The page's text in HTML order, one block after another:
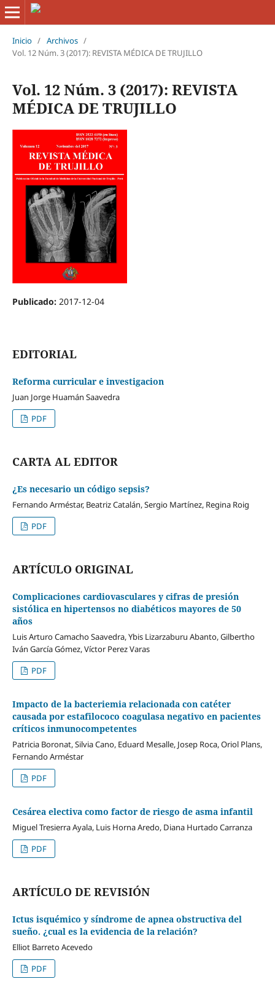
Inicio / Archivos /
Vol. 12 Núm. 3 (2017): REVISTA MÉDICA DE TRUJILLO
Vol. 12 Núm. 3 (2017): REVISTA
MÉDICA DE TRUJILLO
Publicado: 2017-12-04
EDITORIAL
Reforma curricular e investigacion
Juan Jorge Huamán Saavedra
PDF
CARTA AL EDITOR
¿Es necesario un código sepsis?
Fernando Arméstar, Beatriz Catalán, Sergio Martínez, Regina Roig
PDF
ARTÍCULO ORIGINAL
Complicaciones cardiovasculares y cifras de presión
sistólica en hipertensos no diabéticos mayores de 50
años
Luis Arturo Camacho Saavedra, Ybis Lizarzaburu Abanto, Gilbertho
Iván García Gómez, Víctor Perez Varas
PDF
Impacto de la bacteriemia relacionada con catéter
causada por estafilococo coagulasa negativo en pacientes
críticos inmunocompetentes
Patricia Boronat, Silvia Cano, Eduard Mesalle, Josep Roca, Oriol Plans,
Fernando Arméstar
PDF
Cesárea electiva como factor de riesgo de asma infantil
Miguel Tresierra Ayala, Luis Horna Aredo, Diana Hurtado Carranza
PDF
ARTÍCULO DE REVISIÓN
Ictus isquémico y síndrome de apnea obstructiva del
sueño. ¿cual es la evidencia de la relación?
Elliot Barreto Acevedo
PDF